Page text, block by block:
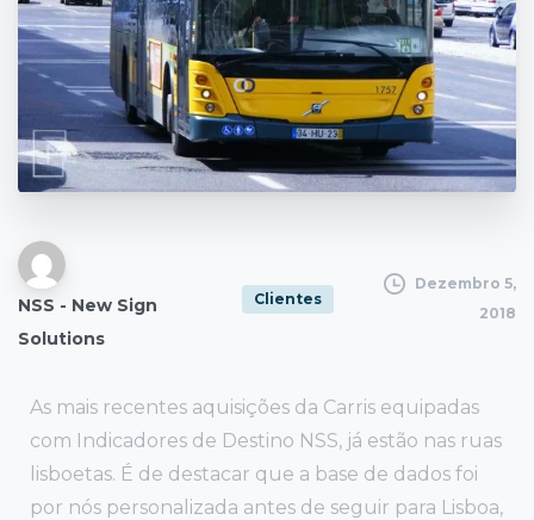
NSS - New Sign
Solutions
Clientes
Dezembro 5,
2018
As mais recentes aquisições da Carris equipadas
com Indicadores de Destino NSS, já estão nas ruas
lisboetas. É de destacar que a base de dados foi
por nós personalizada antes de seguir para Lisboa,